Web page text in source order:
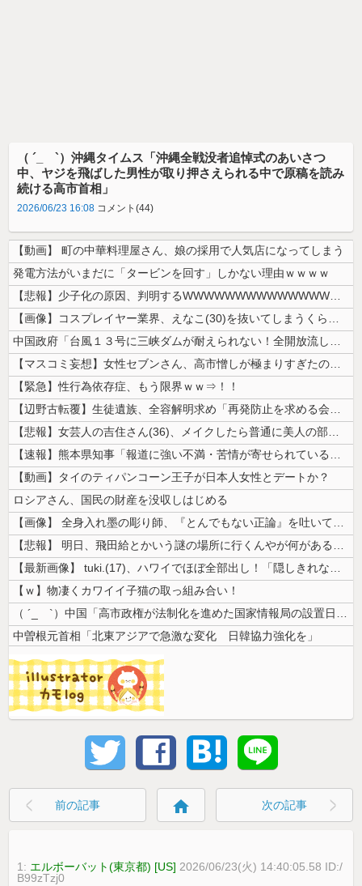
（ ´_ゝ`）沖縄タイムス「沖縄全戦没者追悼式のあいさつ
中、ヤジを飛ばした男性が取り押さえられる中で原稿を読み
続ける高市首相」
2026/06/23 16:08 コメント(44)
【動画】 町の中華料理屋さん、娘の採用で人気店になってしまう
発電方法がいまだに「タービンを回す」しかない理由ｗｗｗｗ
【悲報】少子化の原因、判明するWWWWWWWWWWWWWWWW
【画像】コスプレイヤー業界、えなこ(30)を抜いてしまうくらい人気の2...
中国政府「台風１３号に三峡ダムが耐えられない！全開放流しろ！」⇒ 下流...
【マスコミ妄想】女性セブンさん、高市憎しが極まりすぎたのか、過去一級の...
【緊急】性行為依存症、もう限界ｗｗ⇒！！
【辺野古転覆】生徒遺族、全容解明求め「再発防止を求める会」設立
【悲報】女芸人の吉住さん(36)、メイクしたら普通に美人の部類だったと...
【速報】熊本県知事「報道に強い不満・苦情が寄せられている」→TBSの報...
【動画】タイのティパンコーン王子が日本人女性とデートか？
ロシアさん、国民の財産を没収しはじめる
【画像】 全身入れ墨の彫り師、『とんでもない正論』を吐いて30万再生さ...
【悲報】 明日、飛田給とかいう謎の場所に行くんやが何があるんや????...
【最新画像】 tuki.(17)、ハワイでほぼ全部出し！「隠しきれない...
【ｗ】物凄くカワイイ子猫の取っ組み合い！
（ ´_ゝ`）中国「高市政権が法制化を進めた国家情報局の設置日が7月3...
中曽根元首相「北東アジアで急激な変化 日韓協力強化を」
前の記事 home 次の記事
1: エルボーバット(東京都) [US] 2026/06/23(火) 14:40:05.58 ID:/
B99zTzj0